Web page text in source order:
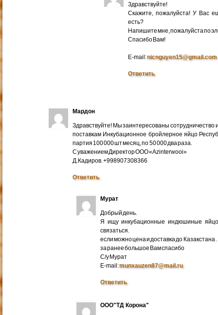
Здравствуйте!
Скажите, пожалуйста! У Вас
есть?
Напишите мне, пожалуйста по
Cпасибо Вам!
E-mail:nicnguyen15@gmail.com
Ответить
Мардон
Здравствуйте! Мы заинтересованы сотрудничество
поставкам Инкубационное бройлерное яйцо
партия 100 000 шт месяц, по 50 000 два раза.
С уважением Директор ООО «Azinterwooi»
Д.Кадиров. +998907308366
Ответить
Мурат
Добрый день.
Я ищу инкубационные индюшиные
связаться.
если можно цена и доставка до Казакстана .
за ранее большое Вам спасибо
С/у Мурат
E-mail:munxauzen87@mail.ru
Ответить
ООО"ТД Корона"